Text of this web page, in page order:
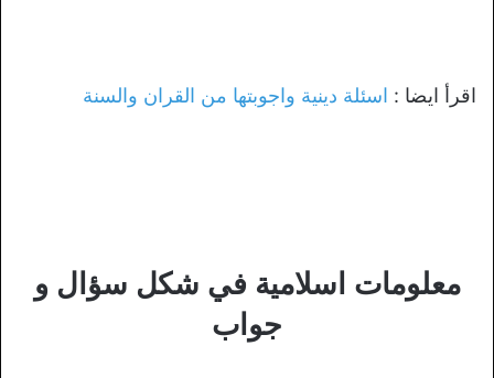
اقرأ ايضا : اسئلة دينية واجوبتها من القران والسنة
معلومات اسلامية في شكل سؤال و
جواب